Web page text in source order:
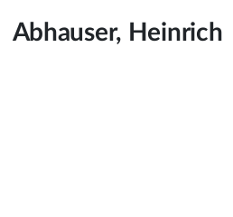
Abhauser, Heinrich